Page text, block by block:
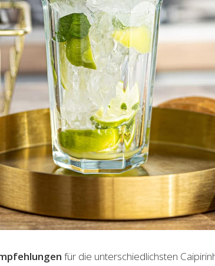
für die unterschiedlichsten